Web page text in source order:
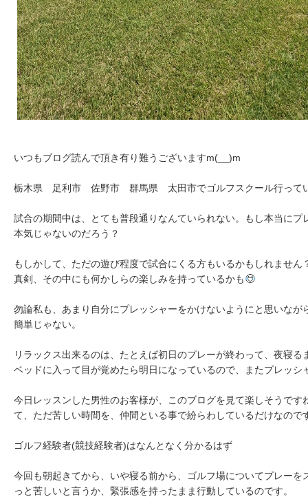
いつもブログ読んで頂き有り難うございますm(__)m
栃木県 足利市 佐野市 群馬県 太田市でゴルフスクール行って
試合の期間中は、とても普段通りなんていられない。もし本当にプ
本気じゃないのだろう？
もしかして、ただの遊び程度で試合にくる方もいるかもしれませ
真剣、その中にも何かしらの楽しみを持っているかも
勿論私も、あまり自分にプレッシャーをかけないようにと思いなが
簡単じゃない。
リラックス出来るのは、たとえば初日のプレーが終わって、夜寝
ベッドに入って目が覚めたら明日になっているので、またプレッシ
今日レッスンした男性のお客様が、このブログを見て楽しそうです
て、ただ苦しい時間を、仲間といる事で紛らわしているだけなので
ゴルフ経験者(競技経験者)はなんとなく分かるはず
今回も朝起きてから、いや寝る前から、ゴルフ場についてプレーを
っと苦しいと言うか、緊張感を持ったまま行動しているのです。